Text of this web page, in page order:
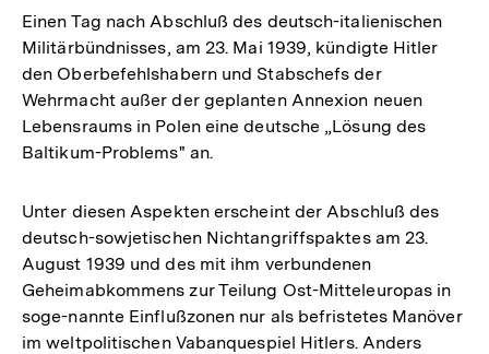
Einen Tag nach Abschluß des deutsch-italienischen
Militärbündnisses, am 23. Mai 1939, kündigte Hitler
den Oberbefehlshabern und Stabschefs der
Wehrmacht außer der geplanten Annexion neuen
Lebensraums in Polen eine deutsche „Lösung des
Baltikum-Problems" an.
Unter diesen Aspekten erscheint der Abschluß des
deutsch-sowjetischen Nichtangriffspaktes am 23.
August 1939 und des mit ihm verbundenen
Geheimabkommens zur Teilung Ost-Mitteleuropas in
soge-nannte Einflußzonen nur als befristetes Manöver
im weltpolitischen Vabanquespiel Hitlers. Anders